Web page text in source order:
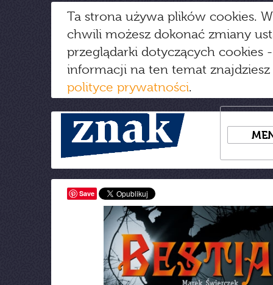
Ta strona używa plików cookies.
chwili możesz dokonać zmiany
przeglądarki dotyczących cookies
informacji na ten temat
polityce prywatności.
Save